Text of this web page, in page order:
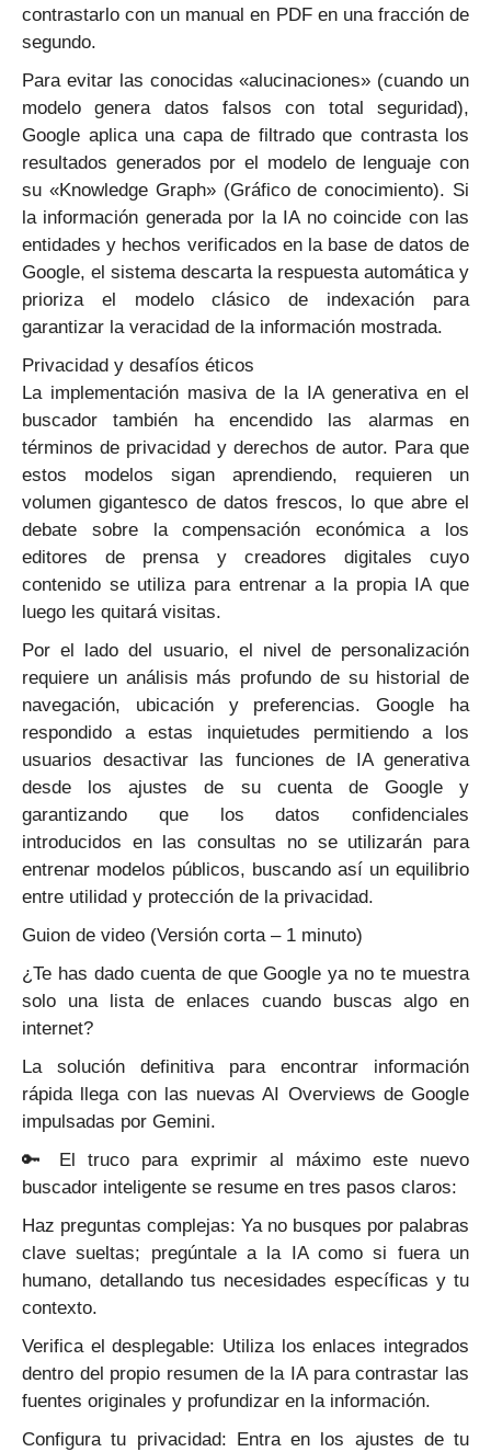
contrastarlo con un manual en PDF en una fracción de
segundo.
Para evitar las conocidas «alucinaciones» (cuando un
modelo genera datos falsos con total seguridad),
Google aplica una capa de filtrado que contrasta los
resultados generados por el modelo de lenguaje con
su «Knowledge Graph» (Gráfico de conocimiento). Si
la información generada por la IA no coincide con las
entidades y hechos verificados en la base de datos de
Google, el sistema descarta la respuesta automática y
prioriza el modelo clásico de indexación para
garantizar la veracidad de la información mostrada.
Privacidad y desafíos éticos
La implementación masiva de la IA generativa en el
buscador también ha encendido las alarmas en
términos de privacidad y derechos de autor. Para que
estos modelos sigan aprendiendo, requieren un
volumen gigantesco de datos frescos, lo que abre el
debate sobre la compensación económica a los
editores de prensa y creadores digitales cuyo
contenido se utiliza para entrenar a la propia IA que
luego les quitará visitas.
Por el lado del usuario, el nivel de personalización
requiere un análisis más profundo de su historial de
navegación, ubicación y preferencias. Google ha
respondido a estas inquietudes permitiendo a los
usuarios desactivar las funciones de IA generativa
desde los ajustes de su cuenta de Google y
garantizando que los datos confidenciales
introducidos en las consultas no se utilizarán para
entrenar modelos públicos, buscando así un equilibrio
entre utilidad y protección de la privacidad.
Guion de video (Versión corta – 1 minuto)
¿Te has dado cuenta de que Google ya no te muestra
solo una lista de enlaces cuando buscas algo en
internet?
La solución definitiva para encontrar información
rápida llega con las nuevas AI Overviews de Google
impulsadas por Gemini.
🔑 El truco para exprimir al máximo este nuevo
buscador inteligente se resume en tres pasos claros:
Haz preguntas complejas: Ya no busques por palabras
clave sueltas; pregúntale a la IA como si fuera un
humano, detallando tus necesidades específicas y tu
contexto.
Verifica el desplegable: Utiliza los enlaces integrados
dentro del propio resumen de la IA para contrastar las
fuentes originales y profundizar en la información.
Configura tu privacidad: Entra en los ajustes de tu